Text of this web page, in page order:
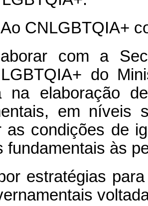
CNLGBTQIA+
com a
do
na elaboração
em níveis
as condições de
fundamentais às
estratégias